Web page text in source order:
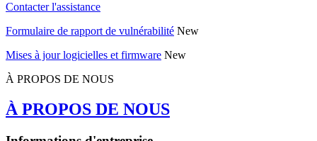
Contacter l'assistance
Formulaire de rapport de vulnérabilité New
Mises à jour logicielles et firmware New
À PROPOS DE NOUS
À PROPOS DE NOUS